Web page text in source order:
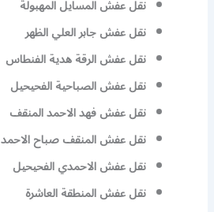
نقل عفش المسايل المهبولة
نقل عفش جابر العلي الظهر
نقل عفش الرقة هدية الفنطاس
نقل عفش الصباحية الفحيحيل
نقل عفش فهد الاحمد المنقف
نقل عفش المنقف صباح الاحمد
نقل عفش الاحمدي الفحيحيل
نقل عفش المنطقة العاشرة